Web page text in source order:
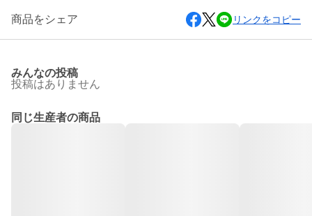
商品をシェア リンクをコピー
みんなの投稿
投稿はありません
同じ生産者の商品